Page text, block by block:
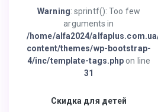
Warning: sprintf(): Too few
arguments in
/home/alfa2024/
content/themes/wp-bootstrap-
4/inc/template-tags.php on line
31
Скидка для детей